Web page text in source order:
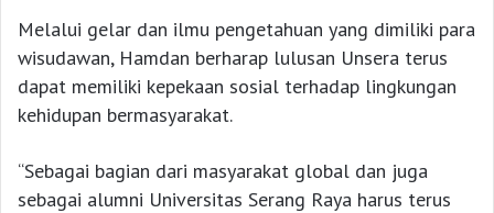
Melalui gelar dan ilmu pengetahuan yang dimiliki para
wisudawan, Hamdan berharap lulusan Unsera terus
dapat memiliki kepekaan sosial terhadap lingkungan
kehidupan bermasyarakat.
“Sebagai bagian dari masyarakat global dan juga
sebagai alumni Universitas Serang Raya harus terus